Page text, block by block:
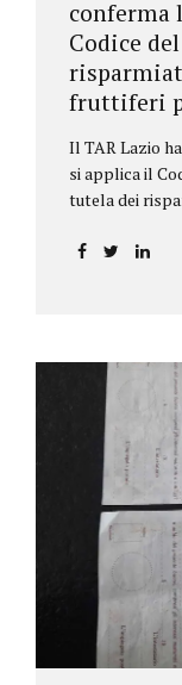
conferma
Codice
fruttiferi
Il TAR Lazio
si applica il
tutela dei
capitale o